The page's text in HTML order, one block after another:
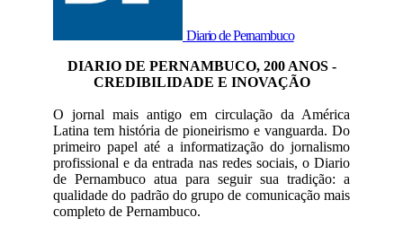
Diario de Pernambuco
DIARIO DE PERNAMBUCO, 200 ANOS -
CREDIBILIDADE E INOVAÇÃO
O jornal mais antigo em circulação da América
Latina tem história de pioneirismo e vanguarda. Do
primeiro papel até a informatização do jornalismo
profissional e da entrada nas redes sociais, o Diario
de Pernambuco atua para seguir sua tradição: a
qualidade do padrão do grupo de comunicação mais
completo de Pernambuco.